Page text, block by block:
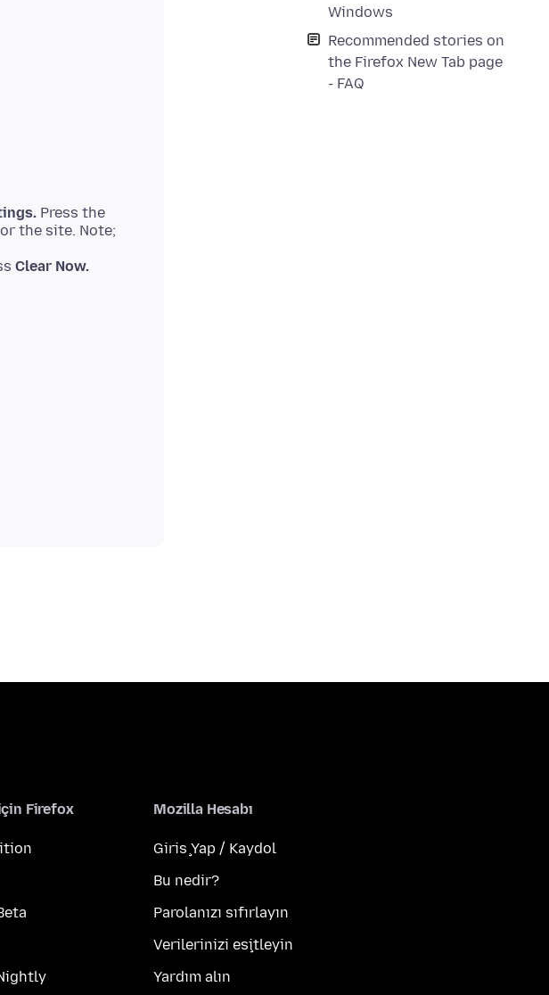
Windows
Recommended stories on
the Firefox New Tab page
- FAQ
Press the
the site. Note;
Clear Now.
Firefox Mozilla Hesabı
Giriş Yap / Kaydol
Bu nedir?
Parolanızı sıfırlayın
Verilerinizi eşitleyin
Yardım alın